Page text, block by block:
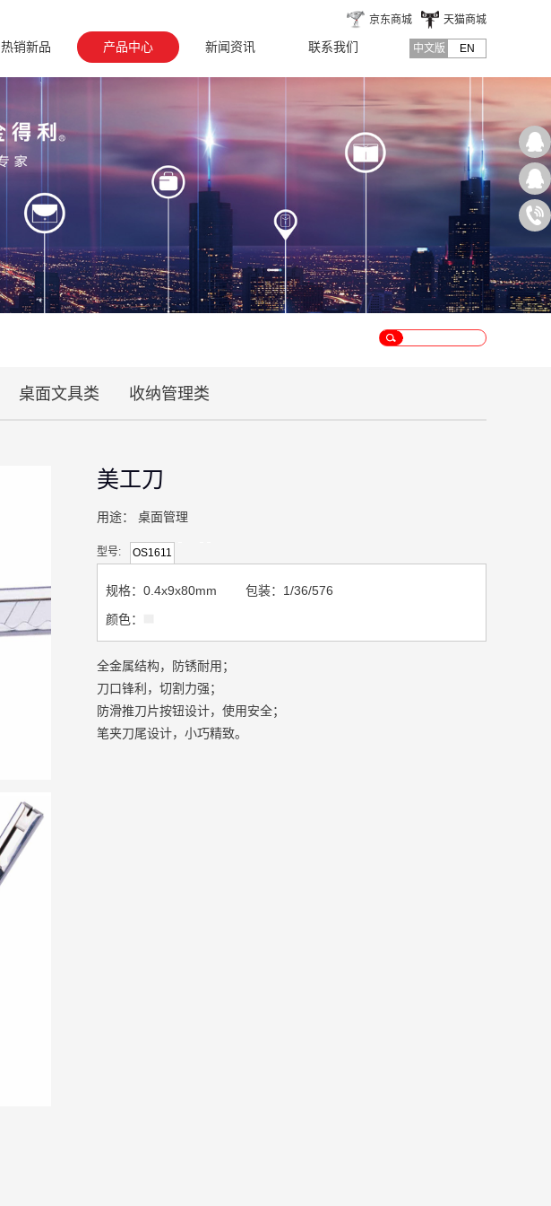
中文版 EN
天猫商城
京东商城
热销新品 产品中心 新闻资讯 联系我们
桌面文具类 收纳管理类
美工刀
用途： 桌面管理
型号: OS1611
规格：0.4x9x80mm 包装：1/36/576
颜色：
全金属结构，防锈耐用；
刀口锋利，切割力强；
防滑推刀片按钮设计，使用安全；
笔夹刀尾设计，小巧精致。